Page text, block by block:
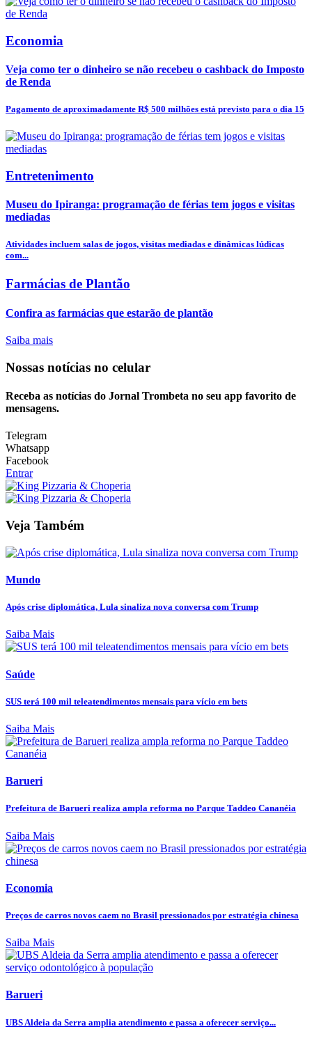
Economia
Veja como ter o dinheiro se não recebeu o cashback do Imposto
de Renda
Pagamento de aproximadamente R$ 500 milhões está previsto para o dia 15
Entretenimento
Museu do Ipiranga: programação de férias tem jogos e visitas
mediadas
Atividades incluem salas de jogos, visitas mediadas e dinâmicas lúdicas
com...
Farmácias de Plantão
Confira as farmácias que estarão de plantão
Saiba mais
Nossas notícias no celular
Receba as notícias do Jornal Trombeta no seu app favorito de
mensagens.
Telegram
Whatsapp
Facebook
Entrar
Veja Também
Mundo
Após crise diplomática, Lula sinaliza nova conversa com Trump
Saiba Mais
Saúde
SUS terá 100 mil teleatendimentos mensais para vício em bets
Saiba Mais
Barueri
Prefeitura de Barueri realiza ampla reforma no Parque Taddeo Cananéia
Saiba Mais
Economia
Preços de carros novos caem no Brasil pressionados por estratégia chinesa
Saiba Mais
Barueri
UBS Aldeia da Serra amplia atendimento e passa a oferecer serviço...